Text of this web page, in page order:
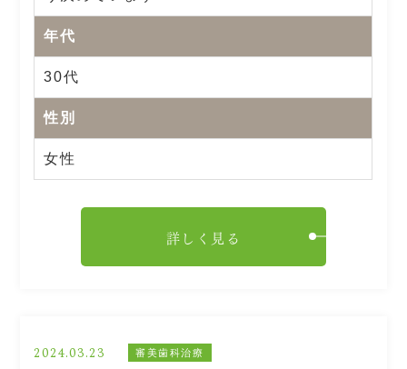
年代
30代
性別
女性
詳しく見る
2024.03.23 審美歯科治療